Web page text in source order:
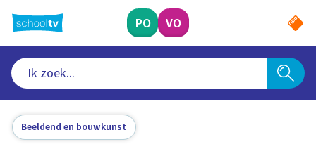
naar
hoofdinhoud
PO VO
Beeldend en bouwkunst